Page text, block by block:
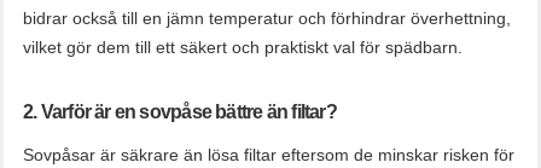
bidrar också till en jämn temperatur och förhindrar överhettning,
vilket gör dem till ett säkert och praktiskt val för spädbarn.
2. Varför är en sovpåse bättre än filtar?
Sovpåsar är säkrare än lösa filtar eftersom de minskar risken för